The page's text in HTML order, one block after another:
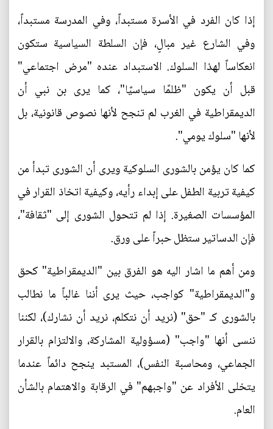
إذا كان الفرد في الأسرة مستبداً، وفي المدرسة مستبداً،
وفي الشارع غير مبالٍ، فإن السلطة السياسية ستكون
انعكاساً لهذا السلوك. الاستبداد عنده "مرض اجتماعي"
قبل أن يكون "ظلمًا سياسيًا"، كما يرى بن نبي أن
الديمقراطية في الغرب لم تنجح لأنها نصوص قانونية، بل
لأنها "سلوك يومي".
كما كان يؤمن بالشورى السلوكية ويرى أن الشورى تبدأ من
كيفية تربية الطفل على إبداء رأيه، وكيفية اتخاذ القرار في
المؤسسات الصغيرة. إذا لم تتحول الشورى إلى "ثقافة"،
فإن الدساتير ستظل حبراً على ورق.
ومن أهم ما اشار اليه هو الفرق بين "الديمقراطية" كحق
و"الديمقراطية" كواجب، حيث يرى أننا غالباً ما نطالب
بالشورى كـ "حق" (نريد أن نتكلم، نريد أن نشارك)، لكننا
ننسى أنها "واجب" (مسؤولية المشاركة، والالتزام بالقرار
الجماعي، ومحاسبة النفس)، المستبد ينجح دائماً عندما
يتخلى الأفراد عن "واجبهم" في الرقابة والاهتمام بالشأن
العام.